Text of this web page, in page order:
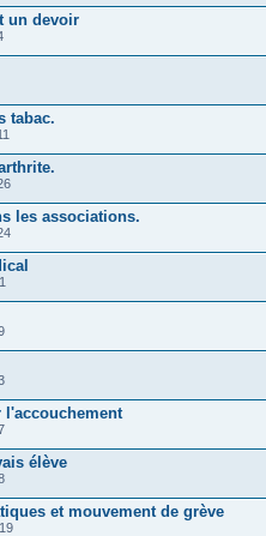
un devoir
tabac.
les associations.
l'accouchement
élève
et mouvement de grève